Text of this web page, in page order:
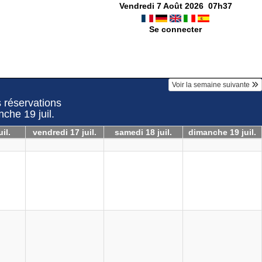
Vendredi 7 Août 2026 07h37
Se connecter
Voir la semaine suivante
réservations
19 juil.
vendredi 17 juil. samedi 18 juil. dimanche 19 juil.